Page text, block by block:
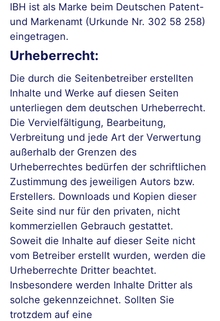
IBH ist als Marke beim Deutschen Patent-
und Markenamt (Urkunde Nr. 302 58 258)
eingetragen.
Urheberrecht:
Die durch die Seitenbetreiber erstellten
Inhalte und Werke auf diesen Seiten
unterliegen dem deutschen Urheberrecht.
Die Vervielfältigung, Bearbeitung,
Verbreitung und jede Art der Verwertung
außerhalb der Grenzen des
Urheberrechtes bedürfen der schriftlichen
Zustimmung des jeweiligen Autors bzw.
Erstellers. Downloads und Kopien dieser
Seite sind nur für den privaten, nicht
kommerziellen Gebrauch gestattet.
Soweit die Inhalte auf dieser Seite nicht
vom Betreiber erstellt wurden, werden die
Urheberrechte Dritter beachtet.
Insbesondere werden Inhalte Dritter als
solche gekennzeichnet. Sollten Sie
trotzdem auf eine